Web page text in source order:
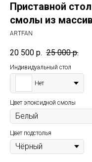
Приставной
смолы из
ARTFAN
20 500 р. 25 000 р.
Индивидуальный стол
Нет
Цвет эпоксидной смолы
Цвет подстолья